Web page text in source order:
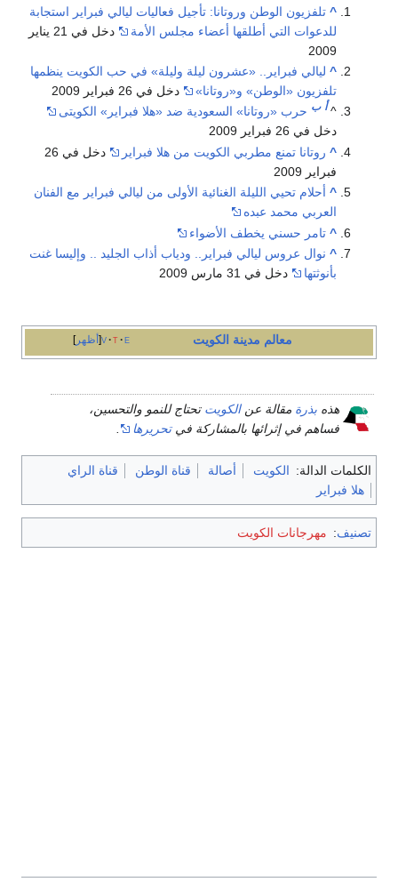
^ تلفزيون الوطن وروتانا: تأجيل فعاليات ليالي فبراير استجابة
للدعوات التي أطلقها أعضاء مجلس الأمة
دخل في 21 يناير
2009
^ ليالي فبراير.. «عشرون ليلة وليلة» في حب الكويت ينظمها
تلفزيون «الوطن» و«روتانا»
دخل في 26 فبراير 2009
^أ ب حرب «روتانا» السعودية ضد «هلا فبراير» الكويتى
دخل في 26 فبراير 2009
^ روتانا تمنع مطربي الكويت من هلا فبراير
دخل في 26
فبراير 2009
^ أحلام تحيي الليلة الغنائية الأولى من ليالي فبراير مع الفنان
العربي محمد عبده
^ تامر حسني يخطف الأضواء
^ نوال عروس ليالي فبراير.. ودياب أذاب الجليد .. وإليسا غنت
بأنوثتها
دخل في 31 مارس 2009
أظهر v t e معالم مدينة الكويت
هذه بذرة مقالة عنالكويت تحتاج للنمو والتحسين،
فساهم في إثرائها بالمشاركة فيتحريرها .
الكلمات الدالة: الكويت أصالة قناة الوطن
قناة الراي
هلا فبراير
تصنيف: مهرجانات الكويت